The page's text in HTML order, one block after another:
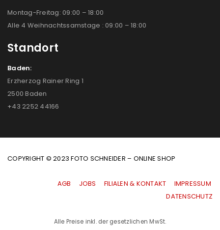
Montag-Freitag: 09:00 – 18:00
Alle 4 Weihnachtssamstage : 09:00 – 18:00
Standort
Baden:
Erzherzog Rainer Ring 1
2500 Baden
+43 2252 44166
COPYRIGHT © 2023 FOTO SCHNEIDER – ONLINE SHOP
AGB JOBS FILIALEN & KONTAKT
IMPRESSUM
|DATENSCHUTZ
Alle Preise inkl. der gesetzlichen MwSt.